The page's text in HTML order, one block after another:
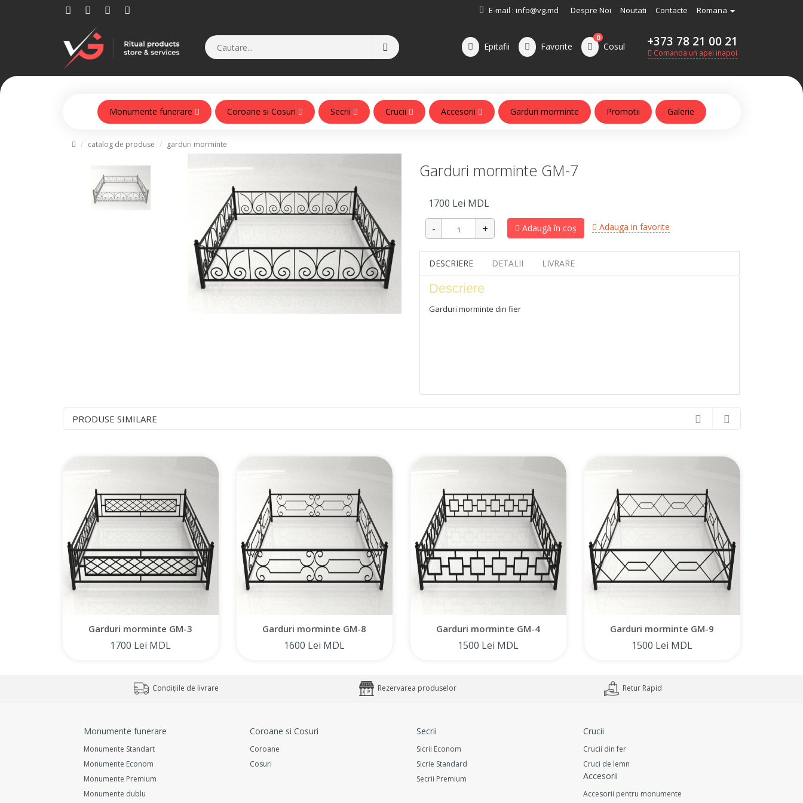
E-mail : info@vg.md Despre Noi Noutati Contacte Romana
Epitafii Favorite Cosul
0 +373 78 21 00 21
Comanda un apel inapoi
Monumente funerare Coroane si Cosuri Secrii Crucii Accesorii Garduri morminte Promotii Galerie
catalog de produse garduri morminte
Garduri morminte GM-7
1700 Lei MDL
Adaugă în coș Adauga in favorite
DESCRIERE DETALII LIVRARE
Descriere
Garduri morminte din fier
PRODUSE SIMILARE
Garduri morminte GM-3
1700 Lei MDL
Garduri morminte GM-8
1600 Lei MDL
Garduri morminte GM-4
1500 Lei MDL
Garduri morminte GM-9
1500 Lei MDL
Condițiile de livrare Rezervarea produselor Retur Rapid
Monumente funerare
Monumente Standart
Monumente Econom
Monumente Premium
Monumente dublu
Coroane si Cosuri
Coroane
Cosuri
Secrii
Sicrii Econom
Sicrie Standard
Secrii Premium
Crucii
Crucii din fer
Cruci de lemn
Accesorii
Accesorii pentru monumente